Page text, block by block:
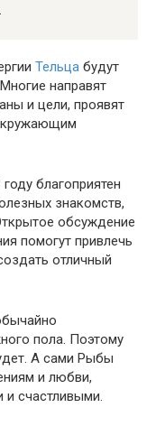
Тельца будут
направят
и цели, проявят
благоприятен
знакомств,
обсуждение
помогут привлечь
отличный
пола. Поэтому
А сами Рыбы
и любви,
счастливыми.